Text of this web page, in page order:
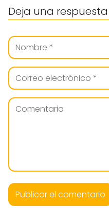
Deja una respuesta